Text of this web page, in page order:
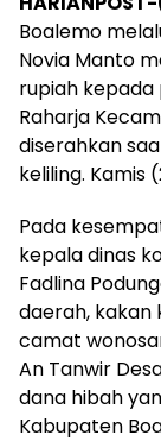
Boalemo
Novia Manto
rupiah kepada
Raharja
diserahkan
keliling. Kamis
Pada
kepala dinas
Fadlina
daerah, kakan
camat
An Tanwir
dana hibah
Kabupaten